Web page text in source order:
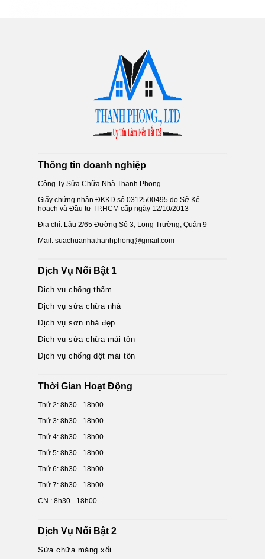
Thông tin doanh nghiệp
Công Ty Sửa Chữa Nhà Thanh Phong
Giấy chứng nhận ĐKKD số 0312500495 do Sở Kế
hoạch và Đầu tư TP.HCM cấp ngày 12/10/2013
Địa chỉ: Lầu 2/65 Đường Số 3, Long Trường, Quận 9
Mail: suachuanhathanhphong@gmail.com
Dịch Vụ Nổi Bật 1
Dịch vụ chống thấm
Dịch vụ sửa chữa nhà
Dịch vụ sơn nhà đẹp
Dịch vụ sửa chữa mái tôn
Dịch vụ chống dột mái tôn
Thời Gian Hoạt Động
Thứ 2: 8h30 - 18h00
Thứ 3: 8h30 - 18h00
Thứ 4: 8h30 - 18h00
Thứ 5: 8h30 - 18h00
Thứ 6: 8h30 - 18h00
Thứ 7: 8h30 - 18h00
CN : 8h30 - 18h00
Dịch Vụ Nổi Bật 2
Sửa chữa máng xối